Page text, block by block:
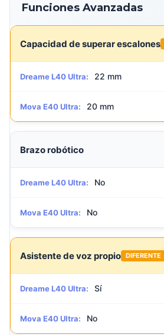
Funciones Avanzadas
Capacidad de superar escalones
Dreame L40 Ultra: 22 mm
Mova E40 Ultra: 20 mm
Brazo robótico
Dreame L40 Ultra: No
Mova E40 Ultra: No
Asistente de voz propio DIFERENTE
Dreame L40 Ultra: Sí
Mova E40 Ultra: No